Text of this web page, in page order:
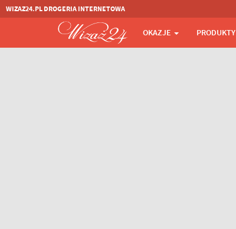
WIZAZ24.PL DROGERIA INTERNETOWA
OKAZJE PRODUKTY